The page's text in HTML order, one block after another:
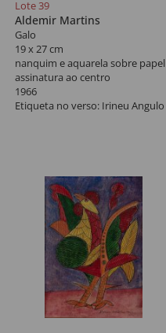
Lote 39
Aldemir Martins
Galo
19 x 27 cm
nanquim e aquarela sobre papel
assinatura ao centro
1966
Etiqueta no verso: Irineu Angulo